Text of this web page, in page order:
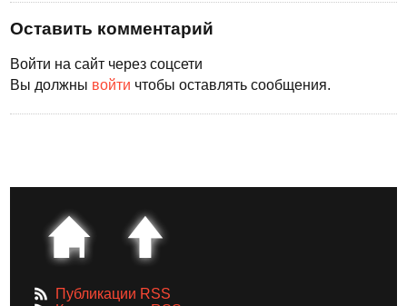
Оставить комментарий
Войти на сайт через соцсети
Вы должны войти чтобы оставлять сообщения.
Публикации RSS